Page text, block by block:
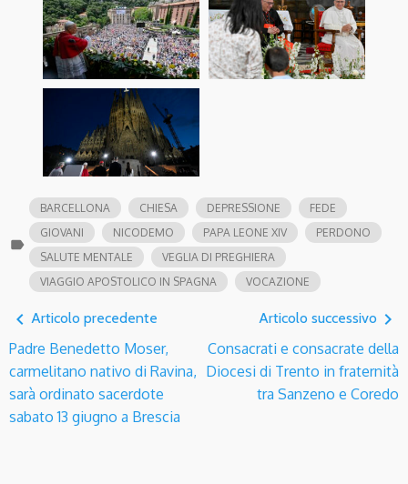
label
BARCELLONA CHIESA DEPRESSIONE
FEDE
GIOVANI
NICODEMO PAPA LEONE XIV
PERDONO
SALUTE MENTALE
VEGLIA DI PREGHIERA
VIAGGIO APOSTOLICO IN SPAGNA
VOCAZIONE
navigate_before Articolo precedente
Padre Benedetto Moser,
carmelitano nativo di Ravina,
sarà ordinato sacerdote
sabato 13 giugno a Brescia
Articolo successivo navigate_next
Consacrati e consacrate della
Diocesi di Trento in fraternità
tra Sanzeno e Coredo